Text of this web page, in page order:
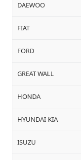
DAEWOO
FIAT
FORD
GREAT WALL
HONDA
HYUNDAI-KIA
ISUZU